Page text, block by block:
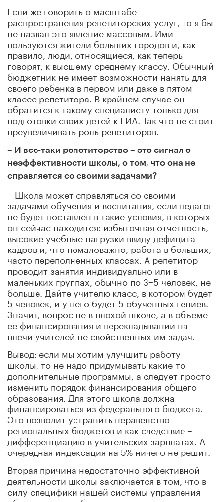
Если же говорить о масштабе
распространения репетиторских услуг, то я бы
не назвал это явление массовым. Ими
пользуются жители больших городов и, как
правило, люди, относящиеся, как теперь
говорят, к высшему среднему классу. Обычный
бюджетник не имеет возможности нанять для
своего ребенка в первом или даже в пятом
классе репетитора. В крайнем случае он
обратится к такому специалисту только для
подготовки своих детей к ГИА. Так что не стоит
преувеличивать роль репетиторов.
– И все-таки репетиторство – это сигнал о
неэффективности школы, о том, что она не
справляется со своими задачами?
– Школа может справляться со своими
задачами обучения и воспитания, если педагог
не будет поставлен в такие условия, в которых
он сейчас находится: избыточная отчетность,
высокие учебные нагрузки ввиду дефицита
кадров и, что немаловажно, работа в больших,
часто переполненных классах. А репетитор
проводит занятия индивидуально или в
маленьких группах, обычно по 3−5 человек, не
больше. Дайте учителю класс, в котором будет
5 человек, и у него будет 5 обученных гениев.
Значит, вопрос не в плохой школе, а в объеме
ее финансирования и перекладывании на
плечи учителей не свойственных им задач.
Вывод: если мы хотим улучшить работу
школы, то не надо придумывать какие-то
дополнительные программы, а следует просто
изменить порядок финансирования общего
образования. Для этого школа должна
финансироваться из федерального бюджета.
Это позволит устранить неравенство
региональных бюджетов и как следствие –
дифференциацию в учительских зарплатах. А
очередная индексация на 5% ничего не решит.
Вторая причина недостаточно эффективной
деятельности школы заключается в том, что в
силу специфики нашей системы управления